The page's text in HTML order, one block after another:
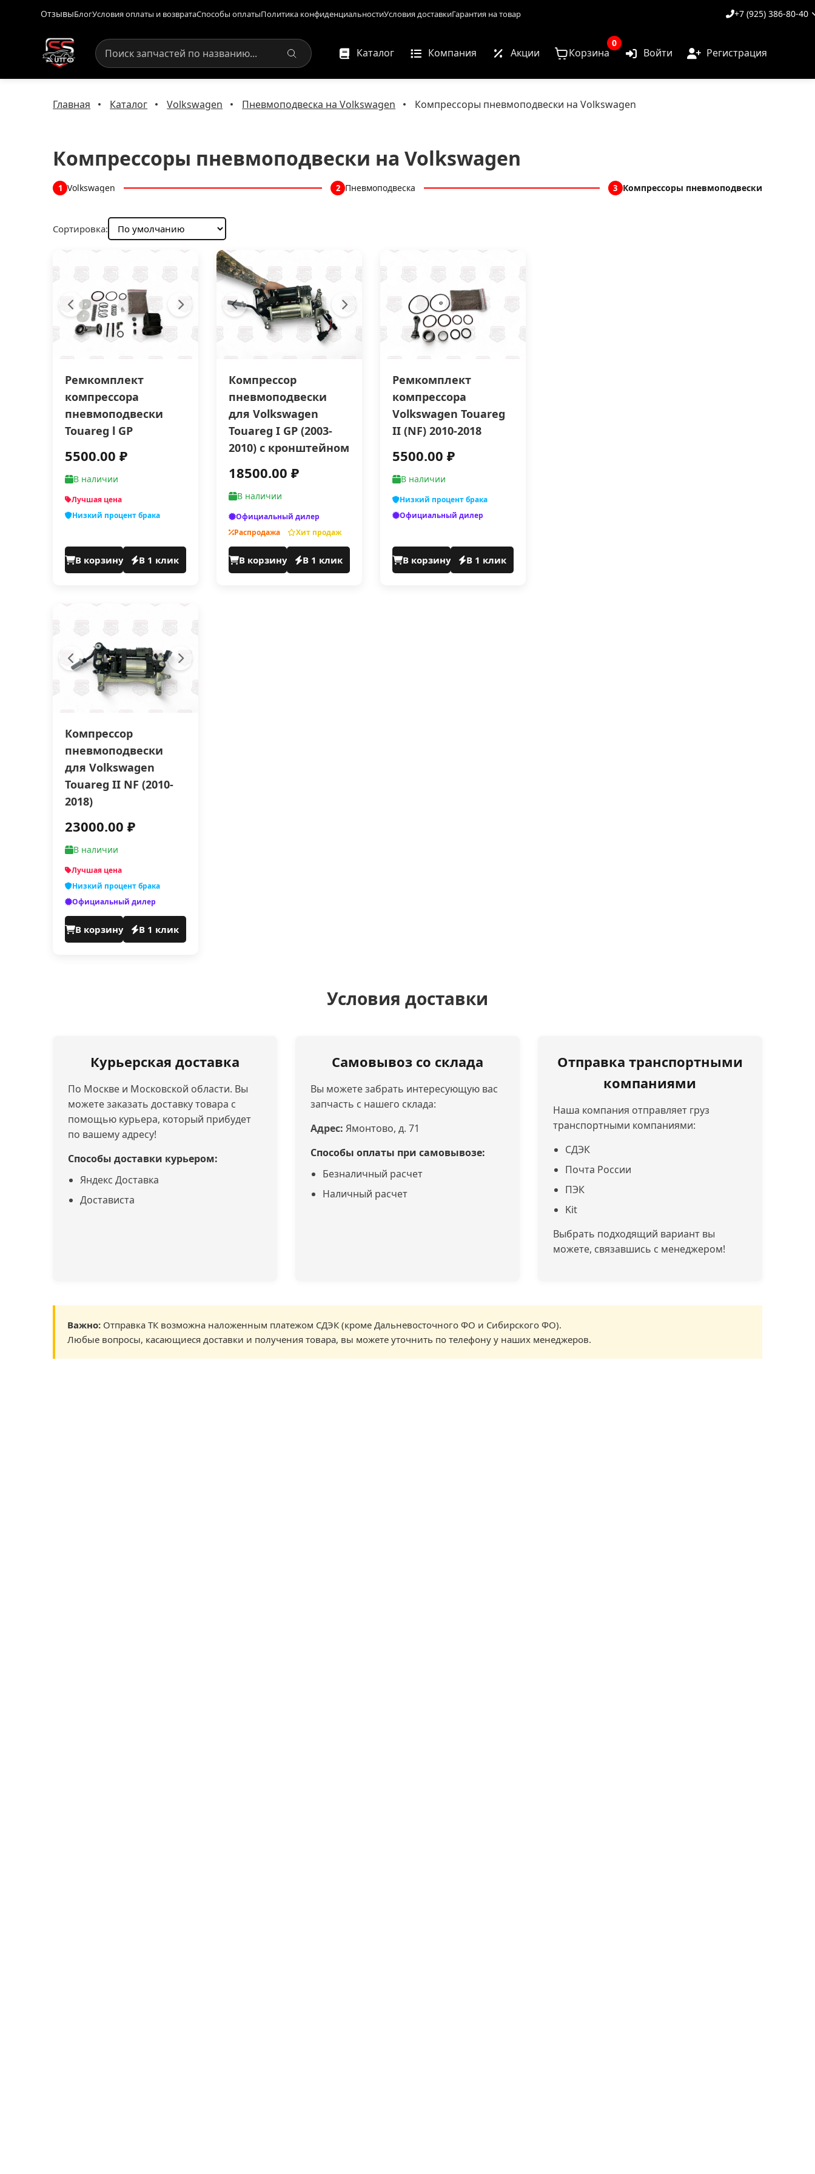
ОтзывыБлогУсловия оплаты и возвратаСпособы оплатыПолитика конфиденциальностиУсловия доставкиГарантия на товар +7 (925) 386-80-40
Каталог Компания Акции Корзина
0
Войти Регистрация
Главная Каталог Volkswagen Пневмоподвеска на Volkswagen Компрессоры пневмоподвески на Volkswagen
Компрессоры пневмоподвески на Volkswagen
1 Volkswagen 2 Пневмоподвеска 3 Компрессоры пневмоподвески
Сортировка:
Ремкомплект
компрессора
пневмоподвески
Touareg l GP
5500.00 ₽
В наличии
Лучшая цена
Низкий процент брака
В корзину В 1 клик
Компрессор
пневмоподвески
для Volkswagen
Touareg I GP (2003-
2010) с кронштейном
18500.00 ₽
В наличии
Официальный дилер
Распродажа
Хит продаж
В корзину В 1 клик
Ремкомплект
компрессора
Vоlkswаgеn Тоuаrеg
II (NF) 2010-2018
5500.00 ₽
В наличии
Низкий процент брака
Официальный дилер
В корзину В 1 клик
Компрессор
пневмоподвески
для Volkswagen
Touareg II NF (2010-
2018)
23000.00 ₽
В наличии
Лучшая цена
Низкий процент брака
Официальный дилер
В корзину В 1 клик
Условия доставки
Курьерская доставка
По Москве и Московской области. Вы
можете заказать доставку товара с
помощью курьера, который прибудет
по вашему адресу!
Способы доставки курьером:
Яндекс Доставка
Достависта
Самовывоз со склада
Вы можете забрать интересующую вас
запчасть с нашего склада:
Адрес: Ямонтово, д. 71
Способы оплаты при самовывозе:
Безналичный расчет
Наличный расчет
Отправка транспортными
компаниями
Наша компания отправляет груз
транспортными компаниями:
СДЭК
Почта России
ПЭК
Kit
Выбрать подходящий вариант вы
можете, связавшись с менеджером!
Важно: Отправка ТК возможна наложенным платежом СДЭК (кроме Дальневосточного ФО и Сибирского ФО).
Любые вопросы, касающиеся доставки и получения товара, вы можете уточнить по телефону у наших менеджеров.